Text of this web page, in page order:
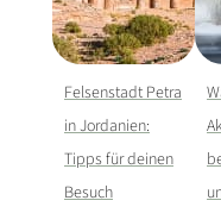
Felsenstadt Petra
in Jordanien:
Tipps für deinen
Besuch